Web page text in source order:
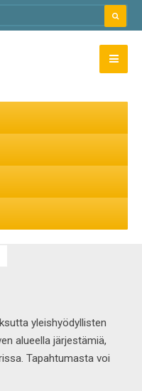
yleishyödyllisten
alueella järjestämiä,
Tapahtumasta voi